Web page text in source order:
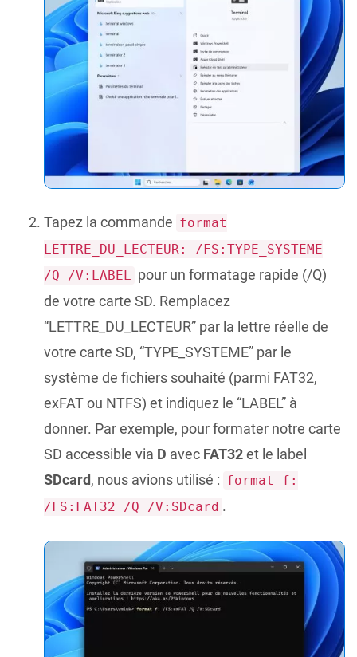
Tapez la commande format
LETTRE_DU_LECTEUR: /FS:TYPE_SYSTEME
/Q /V:LABEL
pour un formatage rapide (/Q)
de votre carte SD. Remplacez
“LETTRE_DU_LECTEUR” par la lettre réelle de
votre carte SD, “TYPE_SYSTEME” par le
système de fichiers souhaité (parmi FAT32,
exFAT ou NTFS) et indiquez le “LABEL” à
donner. Par exemple, pour formater notre carte
SD accessible via D avec FAT32et le label
SDcard, nous avions utilisé : format f:
/FS:FAT32 /Q /V:SDcard .